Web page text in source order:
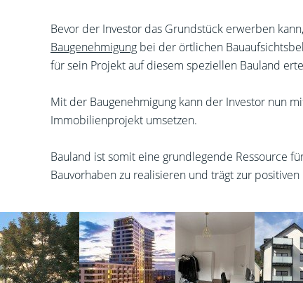
Bevor der Investor das Grundstück erwerben
Baugenehmigung bei der örtlichen
für sein Projekt auf diesem speziellen Bauland
Mit der Baugenehmigung kann der Investor nun
Immobilienprojekt umsetzen.
Bauland ist somit eine grundlegende Ressource
Bauvorhaben zu realisieren und trägt zur